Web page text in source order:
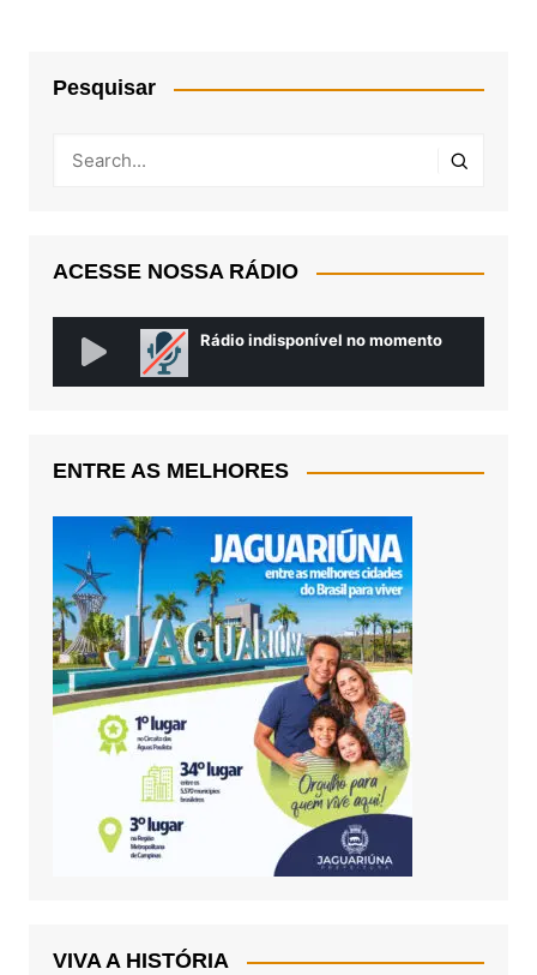
Pesquisar
ACESSE NOSSA RÁDIO
ENTRE AS MELHORES
VIVA A HISTÓRIA